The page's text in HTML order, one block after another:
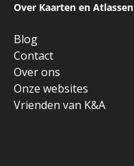
Over Kaarten en Atlassen
Blog
Contact
Over ons
Onze websites
Vrienden van K&A